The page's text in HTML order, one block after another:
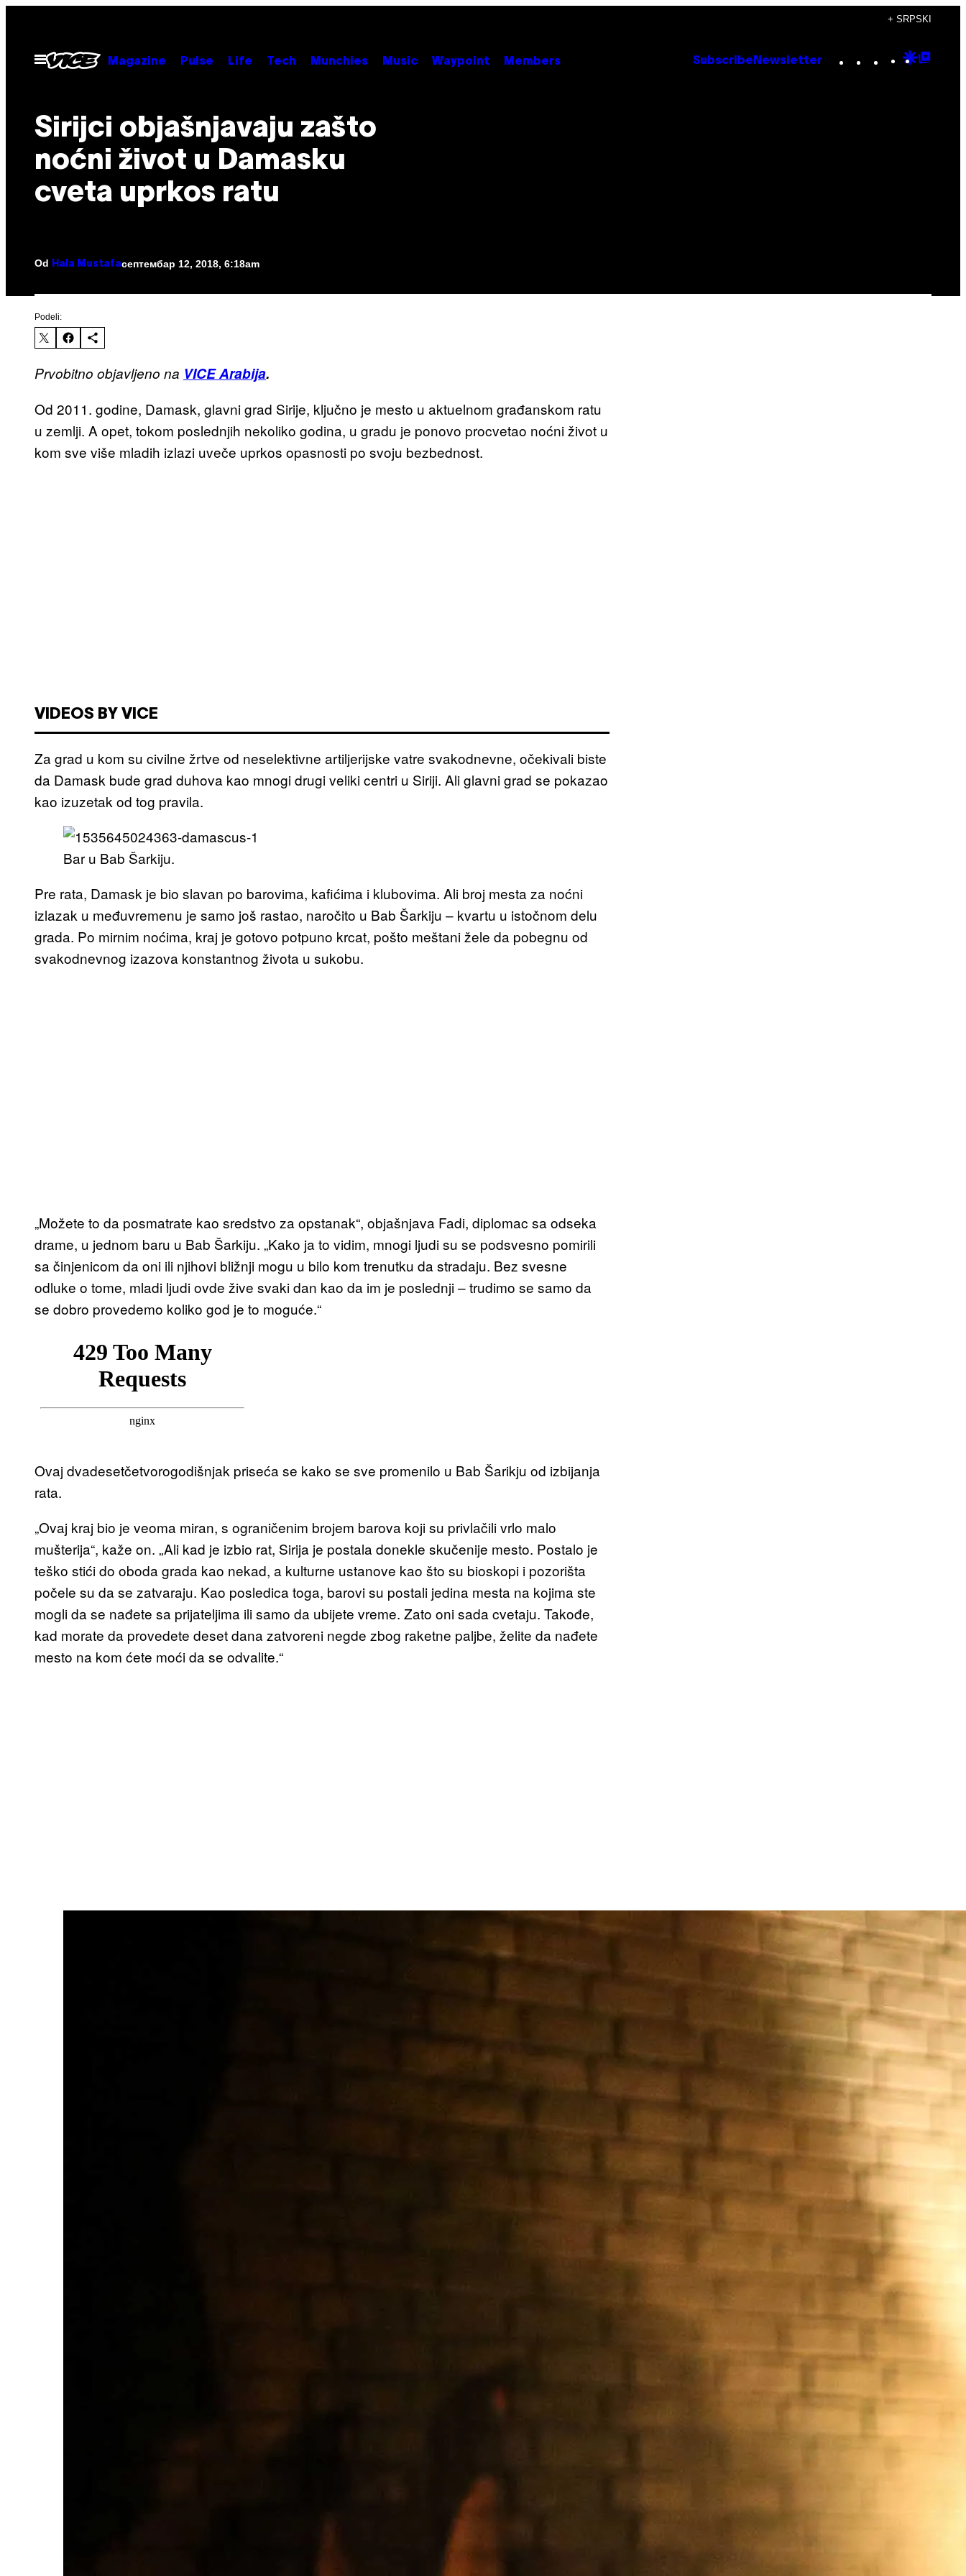
садржај
+ SRPSKI
Otvori
Meni
Magazine Pulse Life Tech Munchies Music Waypoint Members Subscribe Newsletter Instagram
TikTok
YouTube
Google
Sirijci objašnjavaju zašto
noćni život u Damasku
cveta uprkos ratu
Od Hala Mustafaсептембар 12, 2018, 6:18am
Podeli:
Prvobitno objavljeno na VICE Arabija.
Od 2011. godine, Damask, glavni grad Sirije, ključno je mesto u aktuelnom građanskom ratu
u zemlji. A opet, tokom poslednjih nekoliko godina, u gradu je ponovo procvetao noćni život u
kom sve više mladih izlazi uveče uprkos opasnosti po svoju bezbednost.
VIDEOS BY VICE
Za grad u kom su civilne žrtve od neselektivne artiljerijske vatre svakodnevne, očekivali biste
da Damask bude grad duhova kao mnogi drugi veliki centri u Siriji. Ali glavni grad se pokazao
kao izuzetak od tog pravila.
Bar u Bab Šarkiju.
Pre rata, Damask je bio slavan po barovima, kafićima i klubovima. Ali broj mesta za noćni
izlazak u međuvremenu je samo još rastao, naročito u Bab Šarkiju – kvartu u istočnom delu
grada. Po mirnim noćima, kraj je gotovo potpuno krcat, pošto meštani žele da pobegnu od
svakodnevnog izazova konstantnog života u sukobu.
„Možete to da posmatrate kao sredstvo za opstanak“, objašnjava Fadi, diplomac sa odseka
drame, u jednom baru u Bab Šarkiju. „Kako ja to vidim, mnogi ljudi su se podsvesno pomirili
sa činjenicom da oni ili njihovi bližnji mogu u bilo kom trenutku da stradaju. Bez svesne
odluke o tome, mladi ljudi ovde žive svaki dan kao da im je poslednji – trudimo se samo da
se dobro provedemo koliko god je to moguće.“
Ovaj dvadesetčetvorogodišnjak priseća se kako se sve promenilo u Bab Šarikju od izbijanja
rata.
„Ovaj kraj bio je veoma miran, s ograničenim brojem barova koji su privlačili vrlo malo
mušterija“, kaže on. „Ali kad je izbio rat, Sirija je postala donekle skučenije mesto. Postalo je
teško stići do oboda grada kao nekad, a kulturne ustanove kao što su bioskopi i pozorišta
počele su da se zatvaraju. Kao posledica toga, barovi su postali jedina mesta na kojima ste
mogli da se nađete sa prijateljima ili samo da ubijete vreme. Zato oni sada cvetaju. Takođe,
kad morate da provedete deset dana zatvoreni negde zbog raketne paljbe, želite da nađete
mesto na kom ćete moći da se odvalite.“